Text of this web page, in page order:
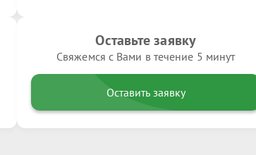
Оставьте заявку
Свяжемся с Вами в течение 5 минут
Оставить заявку